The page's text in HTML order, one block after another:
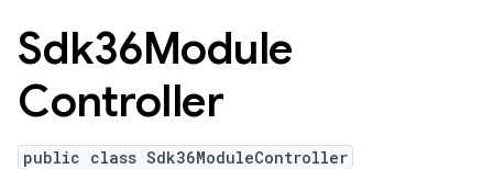
Sdk36Module
Controller
public class Sdk36ModuleController